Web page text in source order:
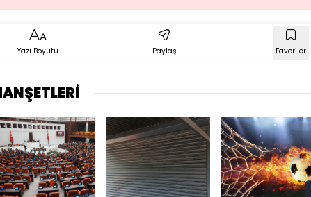
Yazı Boyutu Paylaş Favoriler